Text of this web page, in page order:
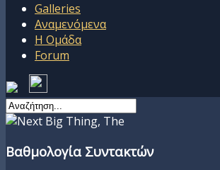
Galleries
Αναμενόμενα
Η Ομάδα
Forum
Βαθμολογία Συντακτών